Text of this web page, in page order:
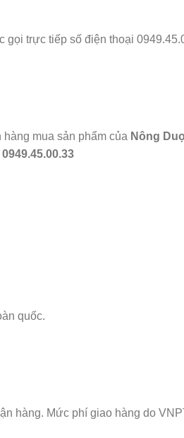
trực tiếp số điện thoại
mua sản phẩm của Nông
quốc.
hàng. Mức phí giao hàng do